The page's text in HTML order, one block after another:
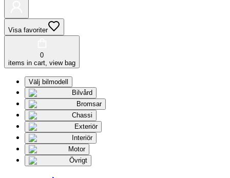
Visa favoriter
0
items in cart, view bag
Välj bilmodell
Bilvård
Bromsar
Chassi
Exteriör
Interiör
Motor
Övrigt